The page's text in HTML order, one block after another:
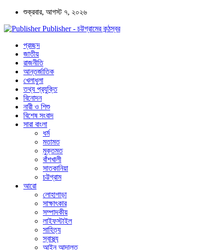
শুক্রবার, আগস্ট ৭, ২০২৬
Publisher - চট্টগ্রামের কন্ঠস্বর
প্রচ্ছদ
জাতীয়
রাজনীতি
আন্তর্জাতিক
খেলাধুলা
তথ্য প্রযুক্তি
বিনোদন
নারী ও শিশু
বিশেষ সংবাদ
সারা বাংলা
ধর্ম
মতামত
মুক্তমত
বাঁশখালী
সাতকানিয়া
চট্টগ্রাম
আরো
লোহাগাড়া
সাক্ষাৎকার
সম্পাদকীয়
লাইফস্টাইল
সাহিত্য
স্বাস্থ্য
আইন আদালত